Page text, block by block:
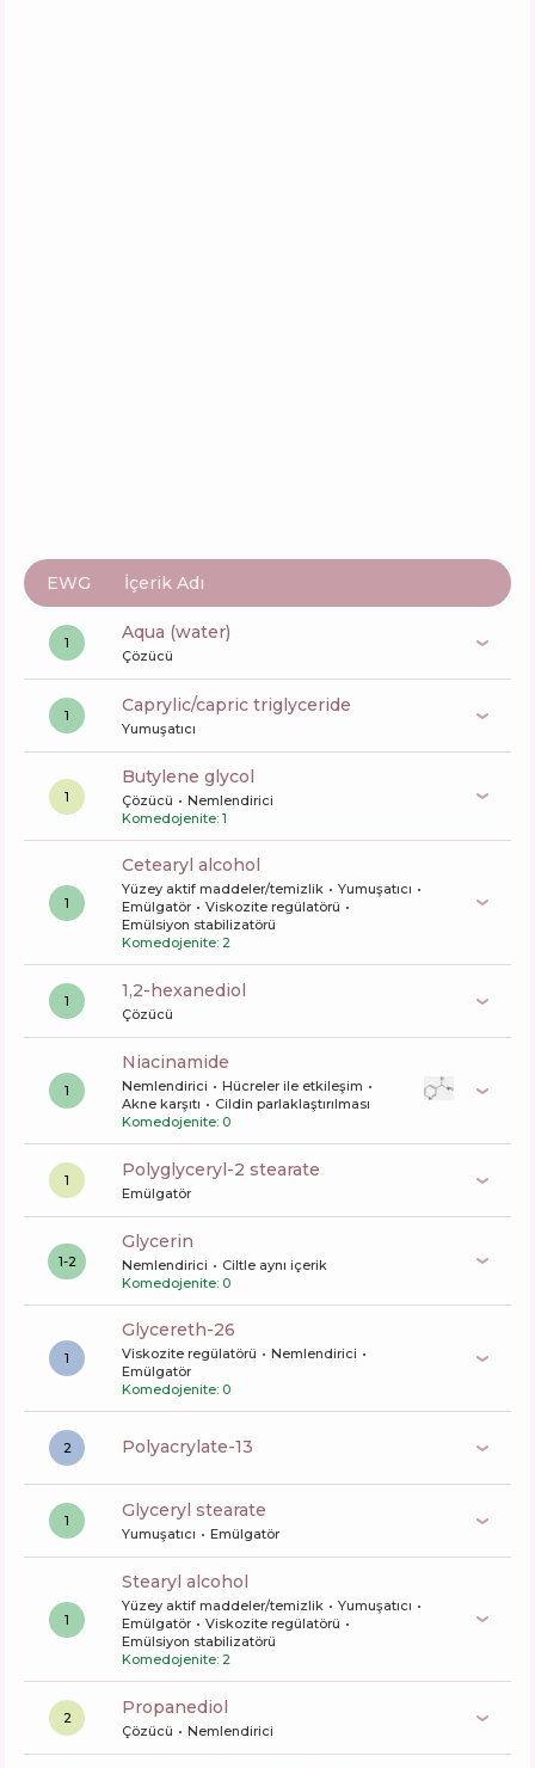
EWG İçerik Adı
1 aqua (water)
Çözücü
1 caprylic/capric triglyceride
Yumuşatıcı
1
butylene glycol
Çözücü
Nemlendirici
Komedojenite: 1
1
cetearyl alcohol
Yüzey aktif maddeler/temizlik
Yumuşatıcı
Emülgatör
Viskozite regülatörü
Emülsiyon stabilizatörü
Komedojenite: 2
1 1,2-hexanediol
Çözücü
1
niacinamide
Nemlendirici
Hücreler ile etkileşim
Akne karşıtı
Cildin parlaklaştırılması
Komedojenite: 0
1 polyglyceryl-2 stearate
Emülgatör
1-2
glycerin
Nemlendirici
Ciltle aynı içerik
Komedojenite: 0
1
glycereth-26
Viskozite regülatörü
Nemlendirici
Emülgatör
Komedojenite: 0
2 polyacrylate-13
1 glyceryl stearate
Yumuşatıcı Emülgatör
1
stearyl alcohol
Yüzey aktif maddeler/temizlik
Yumuşatıcı
Emülgatör
Viskozite regülatörü
Emülsiyon stabilizatörü
Komedojenite: 2
2 propanediol
Çözücü Nemlendirici